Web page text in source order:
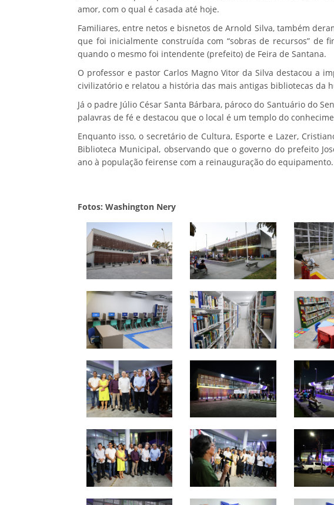
amor, com o qual é casada até hoje.
Familiares, entre netos e bisnetos de Arnold Silva, também
que foi inicialmente construída com “sobras de recursos” de
quando o mesmo foi intendente (prefeito) de Feira de Santana.
O professor e pastor Carlos Magno Vitor da Silva destacou a
civilizatório e relatou a história das mais antigas bibliotecas da
Já o padre Júlio César Santa Bárbara, pároco do Santuário do
palavras de fé e destacou que o local é um templo do
Enquanto isso, o secretário de Cultura, Esporte e Lazer,
Biblioteca Municipal, observando que o governo do prefeito
ano à população feirense com a reinauguração do equipamento.
Fotos: Washington Nery